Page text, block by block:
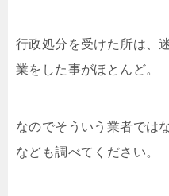
行政処分を受けた所は、
業をした事がほとんど。
なのでそういう業者では
なども調べてください。